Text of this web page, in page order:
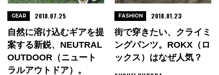
自然に溶け込むギアを提
案する新鋭、NEUTRAL
OUTDOOR（ニュート
ラルアウトドア）。
GEAR 2018.07.25
街で穿きたい、クライミ
ングパンツ。ROKX（ロ
ックス）はなぜ人気？
FASHION 2018.01.23